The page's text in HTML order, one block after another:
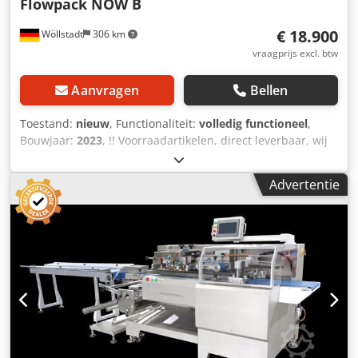
Wöllstadt 306 km
Flowpack NOW B
€ 18.900
vraagprijs excl. btw
Aanvragen Bellen
Toestand: nieuw, Functionaliteit: volledig functioneel,
Bouwjaar: 2023, !! Voorraadartikelen, direct leverbaar, wij
adviseren u graag!! De Rotection flowwrapper is geschikt
voor het verpakken van diverse producten. Een groot
bedieningsdisplay (HMI) zorgt voor gemakkelijke toegang
tot alle gegevens die u nodig heeft om de machine in te
stellen, zoals flowwrap-lengte, snelheid, enz. Wij voeren
graag vooraf een test met uw product uit om u te kunnen
voorzien met de prestatieresultaten. Modelnaam ////:
Rotection-flowwrappingmachine Bedrijfsdisplay ////: 6,8"
display Aandrijvingen ////: Servo Verpakkingslengte ////: 40-
400 mm Chjdpfx Apeinwi Hsnsa Verpakkingsbreedte ////:
35-160 mm (afhankelijk van foliebreedte)
Verpakkingshoogte ////: afhankelijk van de vormschouder
Advertentie